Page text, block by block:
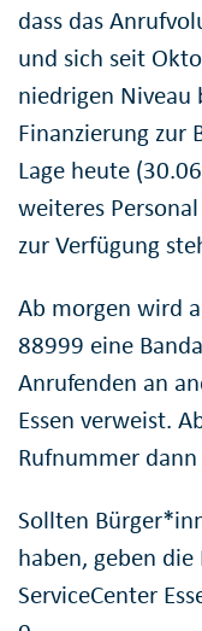
dass das
und sich seit
niedrigen Niveau
Finanzierung zur
Lage heute
weiteres
zur Verfügung
Ab morgen wird
88999 eine
Anrufenden an
Essen verweist.
Rufnummer
Sollten
haben, geben
ServiceCenter